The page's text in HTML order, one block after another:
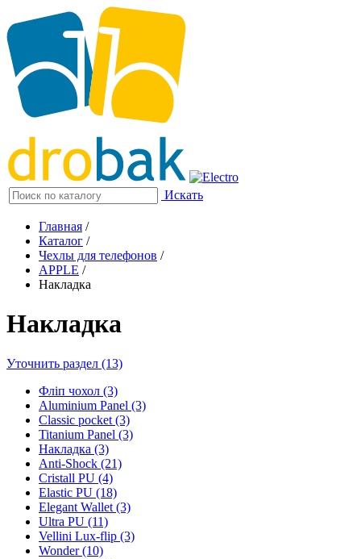
Искать
Главная /
Каталог /
Чехлы для телефонов /
APPLE /
Накладка
Накладка
Уточнить раздел (13)
Фліп чохол (3)
Aluminium Panel (3)
Classic pocket (3)
Titanium Panel (3)
Накладка (3)
Anti-Shock (21)
Cristall PU (4)
Elastic PU (18)
Elegant Wallet (3)
Ultra PU (11)
Vellini Lux-flip (3)
Wonder (10)